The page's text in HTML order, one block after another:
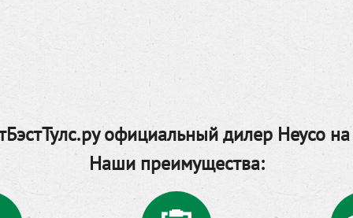
официальный дилер Heyco
Наши преимущества: